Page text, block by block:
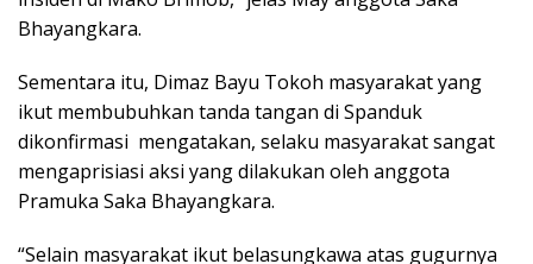
Bhayangkara.
Sementara itu, Dimaz Bayu Tokoh masyarakat yang
ikut membubuhkan tanda tangan di Spanduk
dikonfirmasi mengatakan, selaku masyarakat sangat
mengaprisiasi aksi yang dilakukan oleh anggota
Pramuka Saka Bhayangkara.
“Selain masyarakat ikut belasungkawa atas gugurnya